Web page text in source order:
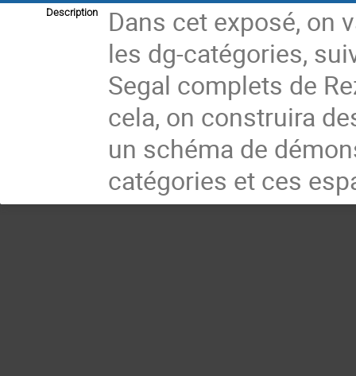
Description
Dans cet exposé, on
les dg-catégories,
Segal complets de
cela, on construira
un schéma de
catégories et ces